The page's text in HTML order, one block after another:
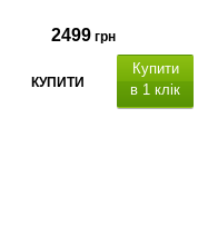
2499 грн
КУПИТИ
Купити
в 1 клік